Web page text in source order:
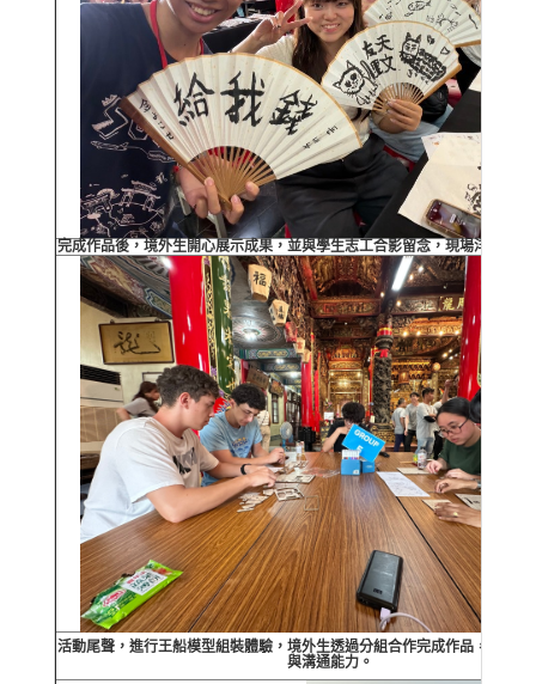
完成作品後，境外生開心展示成果，並與學生志工合影留念，現場洋溢溫馨
活動尾聲，進行王船模型組裝體驗，境外生透過分組合作完成作品，在互動
與溝通能力。